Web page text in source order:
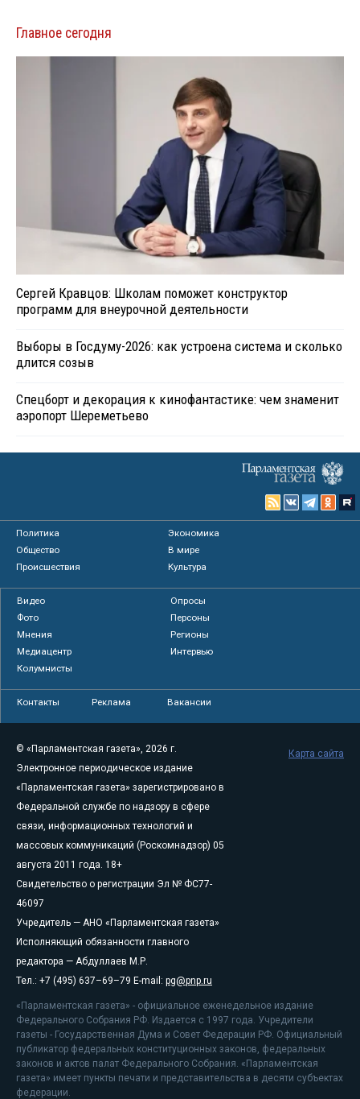
Главное сегодня
Сергей Кравцов: Школам поможет конструктор
программ для внеурочной деятельности
Выборы в Госдуму-2026: как устроена система и сколько
длится созыв
Спецборт и декорация к кинофантастике: чем знаменит
аэропорт Шереметьево
Политика
Экономика
Общество
В мире
Происшествия
Культура
Видео
Опросы
Фото
Персоны
Мнения
Регионы
Медиацентр
Интервью
Колумнисты
Контакты Реклама Вакансии
© «Парламентская газета», 2026 г.
Электронное периодическое издание
«Парламентская газета» зарегистрировано в
Федеральной службе по надзору в сфере
связи, информационных технологий и
массовых коммуникаций (Роскомнадзор) 05
августа 2011 года. 18+
Свидетельство о регистрации Эл № ФС77-
46097
Учредитель — АНО «Парламентская газета»
Исполняющий обязанности главного
редактора — Абдуллаев М.Р.
Тел.: +7 (495) 637–69–79 E-mail: pg@pnp.ru
«Парламентская газета» - официальное еженедельное издание
Федерального Собрания РФ. Издается с 1997 года. Учредители
газеты - Государственная Дума и Совет Федерации РФ. Официальный
публикатор федеральных конституционных законов, федеральных
законов и актов палат Федерального Собрания. «Парламентская
газета» имеет пункты печати и представительства в десяти субъектах
федерации.
Карта сайта